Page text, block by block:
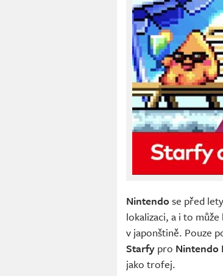
Nintendo se před
lokalizaci, a i to
v japonštině. Pouze
Starfy pro Nintendo
jako trofej.